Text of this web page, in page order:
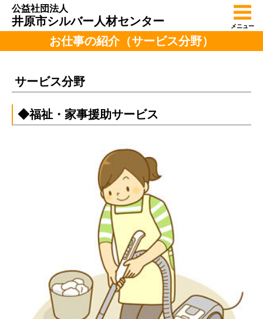
公益社団法人
井原市シルバー人材センター メニュー
お仕事の紹介（サービス分野）
サービス分野
◆福祉・家事援助サービス